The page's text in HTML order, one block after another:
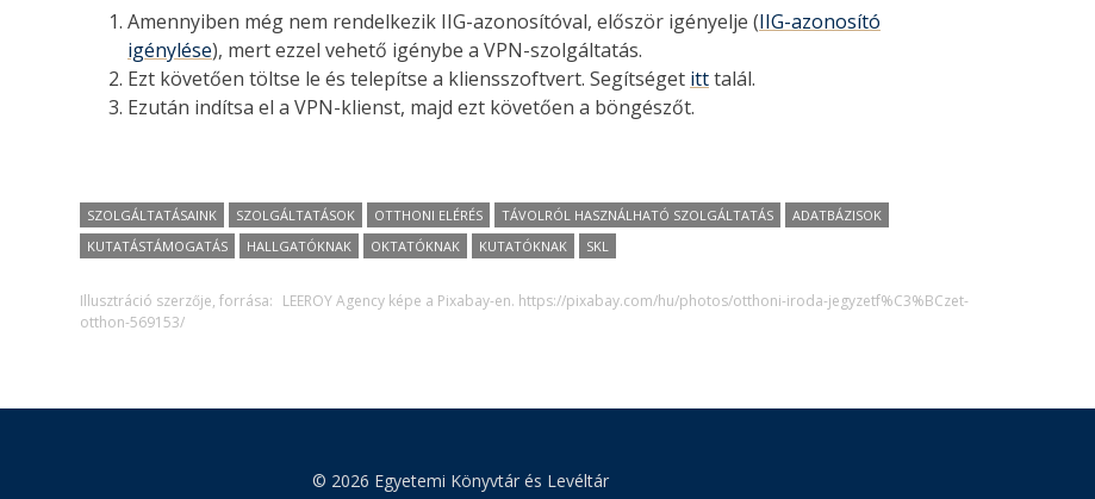
Amennyiben még nem rendelkezik IIG-azonosítóval, először igényelje (IIG-azonosító
igénylése), mert ezzel vehető igénybe a VPN-szolgáltatás.
Ezt követően töltse le és telepítse a kliensszoftvert. Segítséget itttalál.
Ezután indítsa el a VPN-klienst, majd ezt követően a böngészőt.
SZOLGÁLTATÁSAINK SZOLGÁLTATÁSOK OTTHONI ELÉRÉS TÁVOLRÓL HASZNÁLHATÓ SZOLGÁLTATÁS
ADATBÁZISOK
KUTATÁSTÁMOGATÁS
HALLGATÓKNAK OKTATÓKNAK KUTATÓKNAK SKL
Illusztráció szerzője, forrása: LEEROY Agency képe a Pixabay-en. https://pixabay.com/hu/photos/otthoni-iroda-jegyzetf%C3%BCzet-
otthon-569153/
© 2026 Egyetemi Könyvtár és Levéltár